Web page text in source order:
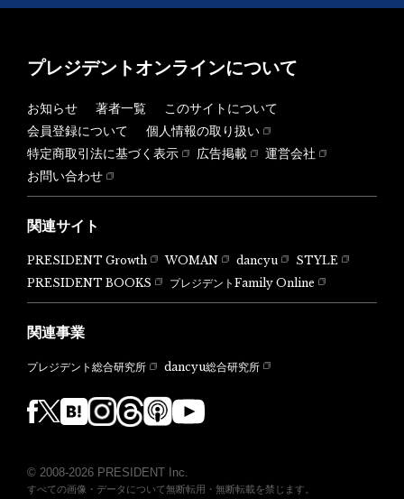
プレジデントオンラインについて
お知らせ 著者一覧
このサイトについて
会員登録について
個人情報の取り扱い
特定商取引法に基づく表示
広告掲載
運営会社
お問い合わせ
関連サイト
PRESIDENT Growth WOMAN dancyu
STYLE
PRESIDENT BOOKS
プレジデントFamily Online
関連事業
プレジデント総合研究所 dancyu総合研究所
© 2008-2026 PRESIDENT Inc.
すべての画像・データについて無断転用・無断転載を禁じます。